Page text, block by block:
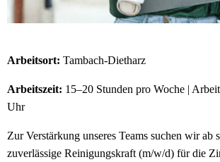
Arbeitsort: Tambach-Dietharz
Arbeitszeit: 15–20 Stunden pro Woche |
Uhr
Zur Verstärkung unseres Teams suchen wir ab
zuverlässige Reinigungskraft (m/w/d) für die